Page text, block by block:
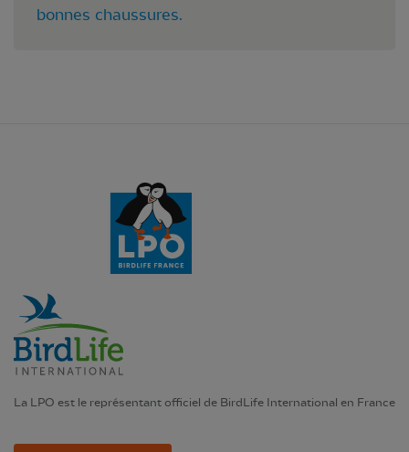
bonnes chaussures.
La LPO est le représentant officiel de BirdLife International en France